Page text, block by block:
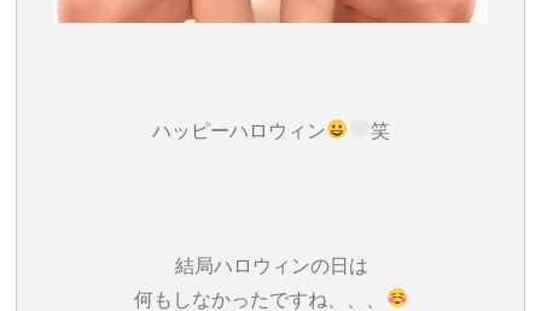
ハッピーハロウィン 笑
結局ハロウィンの日は
何もしなかったですね、、、